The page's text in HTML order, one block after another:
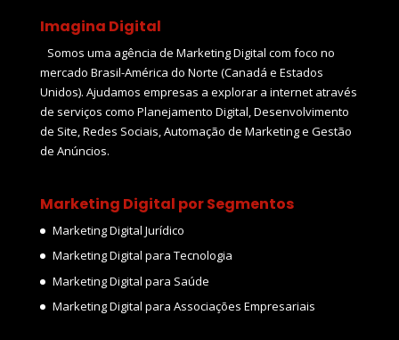
Imagina Digital
Somos uma agência de Marketing Digital com foco no
mercado Brasil-América do Norte (Canadá e Estados
Unidos). Ajudamos empresas a explorar a internet através
de serviços como Planejamento Digital, Desenvolvimento
de Site, Redes Sociais, Automação de Marketing e Gestão
de Anúncios.
Marketing Digital por Segmentos
Marketing Digital Jurídico
Marketing Digital para Tecnologia
Marketing Digital para Saúde
Marketing Digital para Associações Empresariais